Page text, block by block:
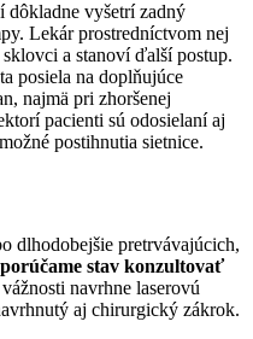
dôkladne vyšetrí zadný
Lekár prostredníctvom nej
a stanoví ďalší postup.
posiela na doplňujúce
najmä pri zhoršenej
pacienti sú odosielaní aj
postihnutia sietnice.
dlhodobejšie pretrvávajúcich,
stav konzultovať
navrhne laserovú
aj chirurgický zákrok.